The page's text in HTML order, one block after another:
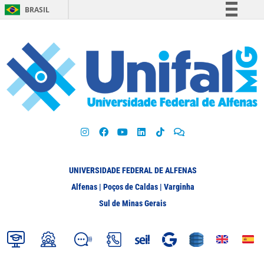
BRASIL
Participe
Acesso à informação
Legislação
UNIVERSIDADE FEDERAL DE ALFENAS
Alfenas | Poços de Caldas | Varginha
Sul de Minas Gerais